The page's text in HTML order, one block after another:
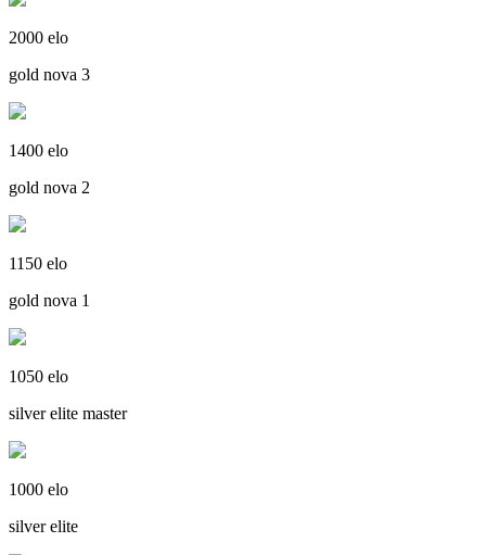
2000 elo
gold nova 3
1400 elo
gold nova 2
1150 elo
gold nova 1
1050 elo
silver elite master
1000 elo
silver elite